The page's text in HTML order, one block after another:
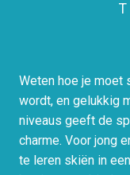
Weten hoe je moet
wordt, en gelukkig
niveaus geeft de
charme. Voor jong
te leren skiën in